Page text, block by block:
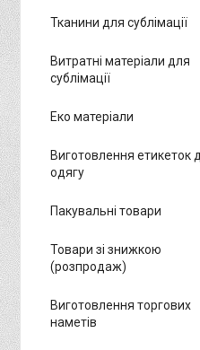
Тканини для сублімації
Витратні матеріали для
сублімації
Еко матеріали
Виготовлення етикеток
одягу
Пакувальні товари
Товари зі знижкою
(розпродаж)
Виготовлення торгових
наметів